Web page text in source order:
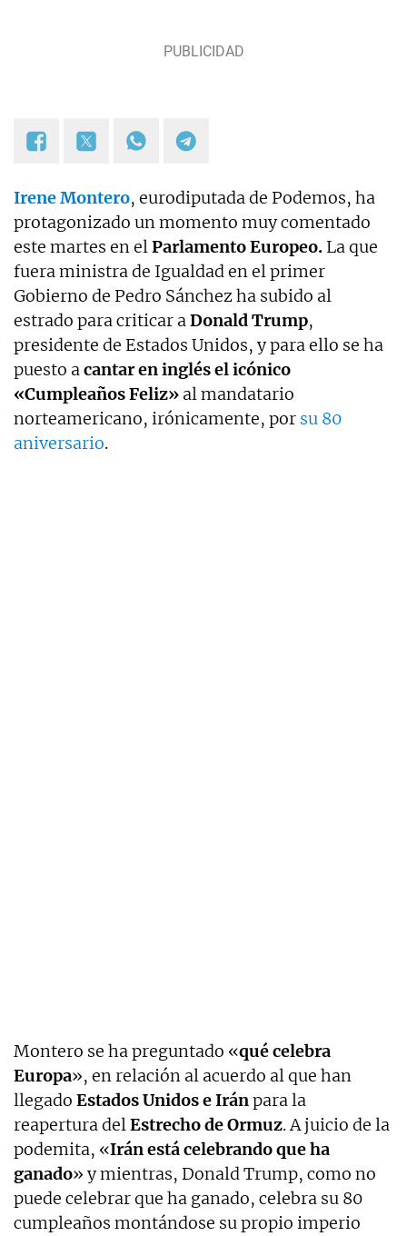
Irene Montero, eurodiputada de Podemos, ha
protagonizado un momento muy comentado
este martes en elParlamento Europeo. La que
fuera ministra de Igualdad en el primer
Gobierno de Pedro Sánchez ha subido al
estrado para criticar aDonald Trump,
presidente de Estados Unidos, y para ello se ha
puesto acantar en inglés el icónico
«Cumpleaños Feliz» al mandatario
norteamericano, irónicamente, por su 80
aniversario.
Montero se ha preguntado «qué celebra
Europa», en relación al acuerdo al que han
llegado Estados Unidos e Iránpara la
reapertura delEstrecho de Ormuz. A juicio de la
podemita, «Irán está celebrando que ha
ganado» y mientras, Donald Trump, como no
puede celebrar que ha ganado, celebra su 80
cumpleaños montándose su propio imperio